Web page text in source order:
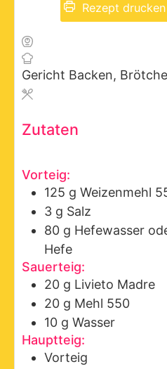
Rezept drucken
Gericht Backen,
Zutaten
Vorteig:
125 g Weizenmehl
3 g Salz
80 g Hefewasser
Hefe
Sauerteig:
20 g Livieto Madre
20 g Mehl 550
10 g Wasser
Hauptteig:
Vorteig